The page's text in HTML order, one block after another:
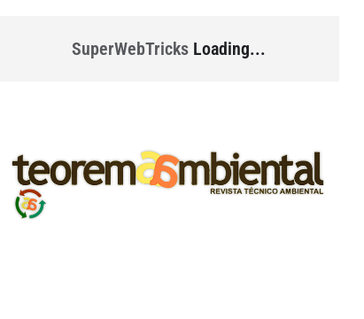
SuperWebTricksLoading...